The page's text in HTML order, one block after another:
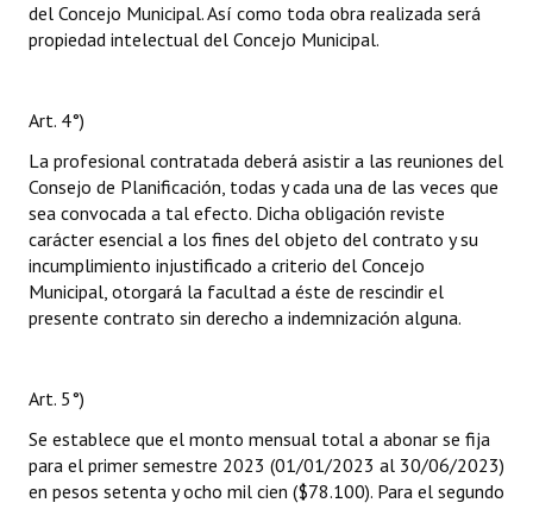
del Concejo Municipal. Así como toda obra realizada será
propiedad intelectual del Concejo Municipal.
Art. 4°)
La profesional contratada deberá asistir a las reuniones del
Consejo de Planificación, todas y cada una de las veces que
sea convocada a tal efecto. Dicha obligación reviste
carácter esencial a los fines del objeto del contrato y su
incumplimiento injustificado a criterio del Concejo
Municipal, otorgará la facultad a éste de rescindir el
presente contrato sin derecho a indemnización alguna.
Art. 5°)
Se establece que el monto mensual total a abonar se fija
para el primer semestre 2023 (01/01/2023 al 30/06/2023)
en pesos setenta y ocho mil cien ($78.100). Para el segundo